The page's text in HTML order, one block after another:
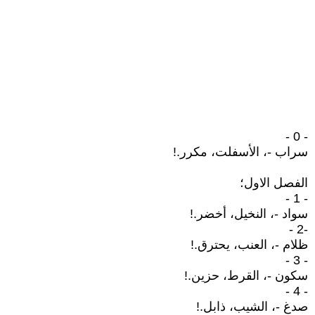
- 0 -
سراب -، الأسفلت، مكرر.!
الفصل الاول؛
- 1 -
سواد -، النخيل، أخضر.!
-2 -
ظلام -، العنب، يحترق.!
- 3 -
سكون -، القرط، حزين.!
- 4 -
صدغ -، الشيب، ذابل.!